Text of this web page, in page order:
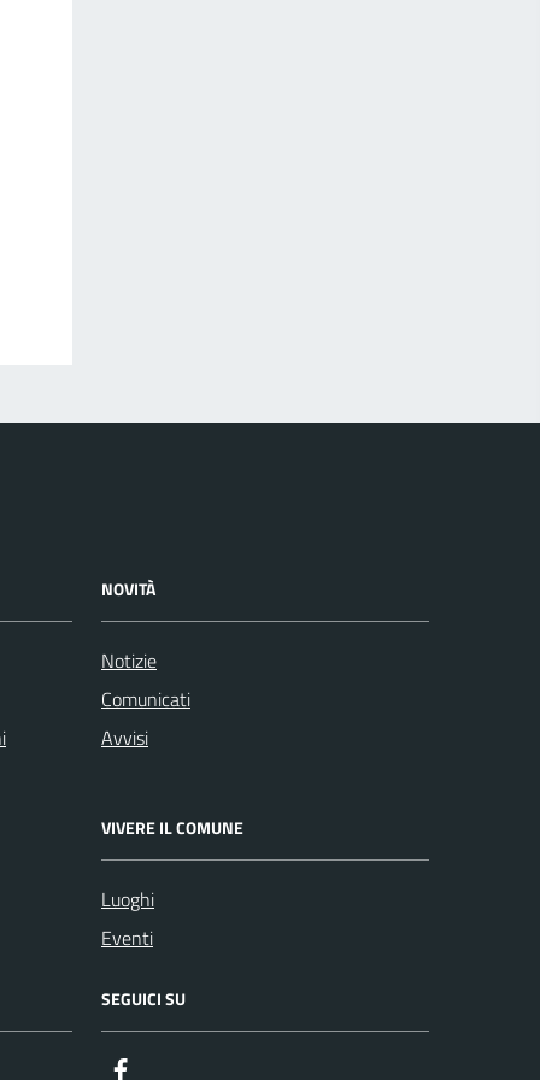
NOVITÀ
Notizie
Comunicati
Avvisi
VIVERE IL COMUNE
Luoghi
Eventi
SEGUICI SU